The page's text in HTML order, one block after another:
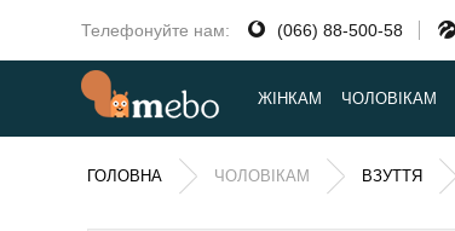
Телефонуйте нам: (066) 88-500-58
ЖІНКАМ ЧОЛОВІКАМ
ГОЛОВНА ЧОЛОВІКАМ ВЗУТТЯ